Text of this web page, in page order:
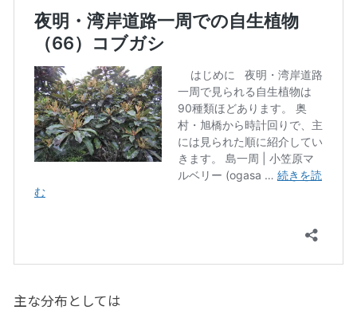
主な分布としては